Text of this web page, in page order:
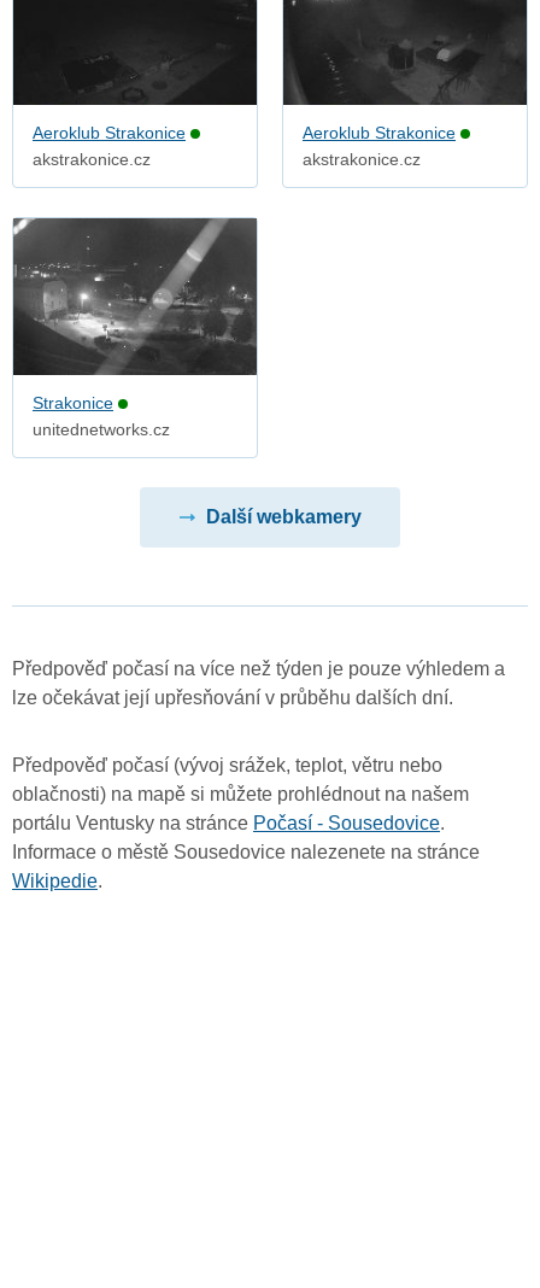
Aeroklub Strakonice
akstrakonice.cz
Aeroklub Strakonice
akstrakonice.cz
Strakonice
unitednetworks.cz
Další webkamery
Předpověď počasí na více než týden je pouze výhledem a
lze očekávat její upřesňování v průběhu dalších dní.
Předpověď počasí (vývoj srážek, teplot, větru nebo
oblačnosti) na mapě si můžete prohlédnout na našem
portálu Ventusky na stránce Počasí - Sousedovice.
Informace o městě Sousedovice nalezenete na stránce
Wikipedie.